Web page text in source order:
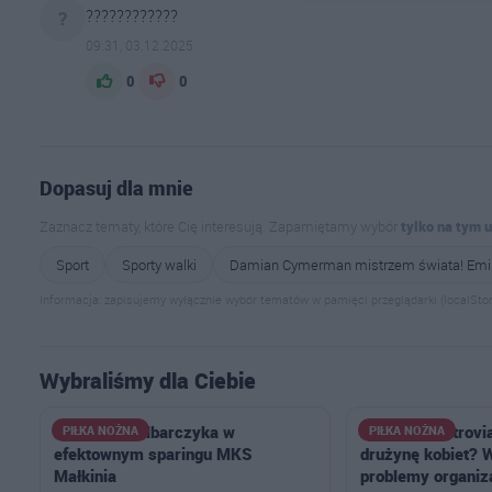
????????????
09:31, 03.12.2025
0 0
Dopasuj dla mnie
Zaznacz tematy, które Cię interesują. Zapamiętamy wybórtylko na tym
Sport
Sporty walki Damian Cymerman mistrzem świata!
Informacja: zapisujemy wyłącznie wybór tematów w pamięci przeglądarki
Wybraliśmy dla Ciebie
PIŁKA NOŻNA
Hat-trick Kalbarczyka w
efektownym sparingu MKS
Małkinia
PIŁKA NOŻNA
Dlaczego
drużynę kobiet?
problemy